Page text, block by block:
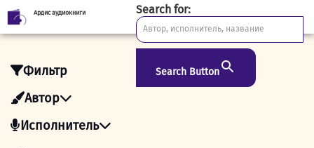
Skip
to
Ардис аудиокниги Search for:
Search Button
Фильтр
Автор
Исполнитель